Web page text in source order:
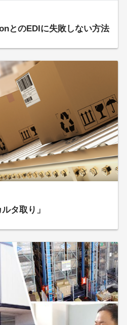
とのEDIに失敗しない方法
タ取り」